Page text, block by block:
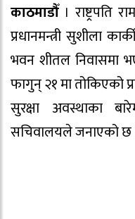
काठमाडौँ। राष्ट्रपति
प्रधानमन्त्री सुशीला
भवन शीतल निवासमा
फागुन् २१ मा तोकिएको
सुरक्षा अवस्थाका
सचिवालयले जनाएको छ